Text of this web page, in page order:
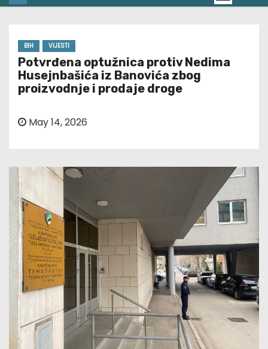
BIH VIJESTI
Potvrđena optužnica protiv Nedima
Husejnbašića iz Banovića zbog
proizvodnje i prodaje droge
May 14, 2026